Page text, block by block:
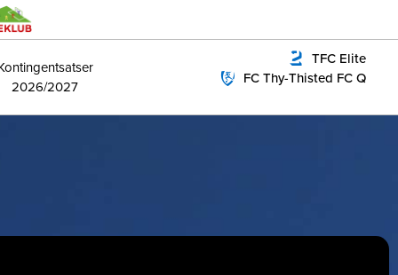
2026/2027
TFC Elite
FC Thy-Thisted FC Q